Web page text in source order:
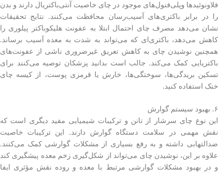
فلاونوئیدها وپلی‌فنول‌های موجود در چای خاصیت آنتی‌باکتریال دارند و بدن
را در برابر باکتری‌های آسیب‌رسان محافظت می‌کنند. نتایج تحقیقات
نشان می‌دهد مصرف چای احتمال ابتلا به عفونت هلیکوباکتر پیلوری را
کاهش می‌دهد، باکتری‌ای که می‌تواند به شدت به معده آسیب برساند.
همچنین نوشیدن چای به کاهش تعریق غیرضروری ناشی از عفونت‌های
باکتریایی کمک می‌کند. جالب است بدانید پزشکان توصیه می‌کنند برای
تسکین بریدگی‌ها، سوختگی‌ها، خارش یا قرمزی پوست، از کیسه چای
خنک استفاده کنید.
۶. بهبود سیستم گوارش
این نوع چای سرشار از تانن و ترکیبات شیمیایی مفید دیگری است که
نقش مهمی در سلامت دستگاه گوارش دارند. این ترکیبات خاصیت
ضدالتهابی داشته و به رفع بسیاری از مشکلات گوارشی کمک می‌کنند.
علاوه بر این، نوشیدن چای می‌تواند از شکل‌گیری زخم معده پیشگیری کند
و در بهبود مشکلات گوارشی مرتبط با معده و روده نقش مؤثری ایفا